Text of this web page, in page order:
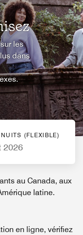
les
dans
York
(FLEXIBLE)
2026
au Canada, aux
latine.
en ligne, vérifiez